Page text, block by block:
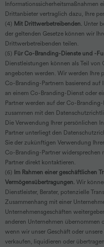
Informationssicherheitsmaßnahmen
Drittanbieter vertraglich dazu, Ihre
(4) Mit Drittwerbetreibenden. Unter
der geltenden Gesetze können wir
Drittwerbetreibenden teilen.
(5) Für Co-Branding-Dienste und -
Dienstleistungen können als Teil
angeboten werden. Wir werden Ihre
Co-Branding-Partnern basierend
an einem Co-Branding-Dienst oder
Partner werden auf der Co-
zusammen mit den
Die Verwendung Ihrer persönlichen
Partner unterliegt den
Sie der zukünftigen Verwendung
Co-Branding-Partner widersprechen
Partner direkt kontaktieren.
(6) Im Rahmen einer geschäftlichen
Vermögensübertragungen. Wir
Dienstleister, Berater, potenzielle
Zusammenhang mit einer
Unternehmensgeschäften
anderen Unternehmen übernommen
wenn wir unser Geschäft oder
verkaufen, liquidieren oder